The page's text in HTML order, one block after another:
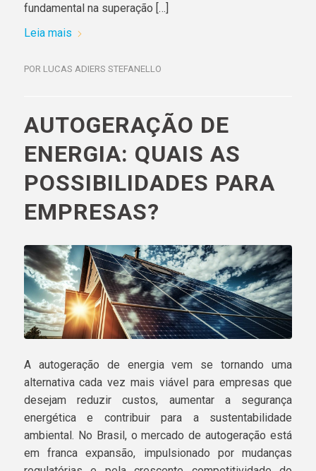
fundamental na superação […]
Leia mais
POR LUCAS ADIERS STEFANELLO
AUTOGERAÇÃO DE
ENERGIA: QUAIS AS
POSSIBILIDADES PARA
EMPRESAS?
A autogeração de energia vem se tornando uma
alternativa cada vez mais viável para empresas que
desejam reduzir custos, aumentar a segurança
energética e contribuir para a sustentabilidade
ambiental. No Brasil, o mercado de autogeração está
em franca expansão, impulsionado por mudanças